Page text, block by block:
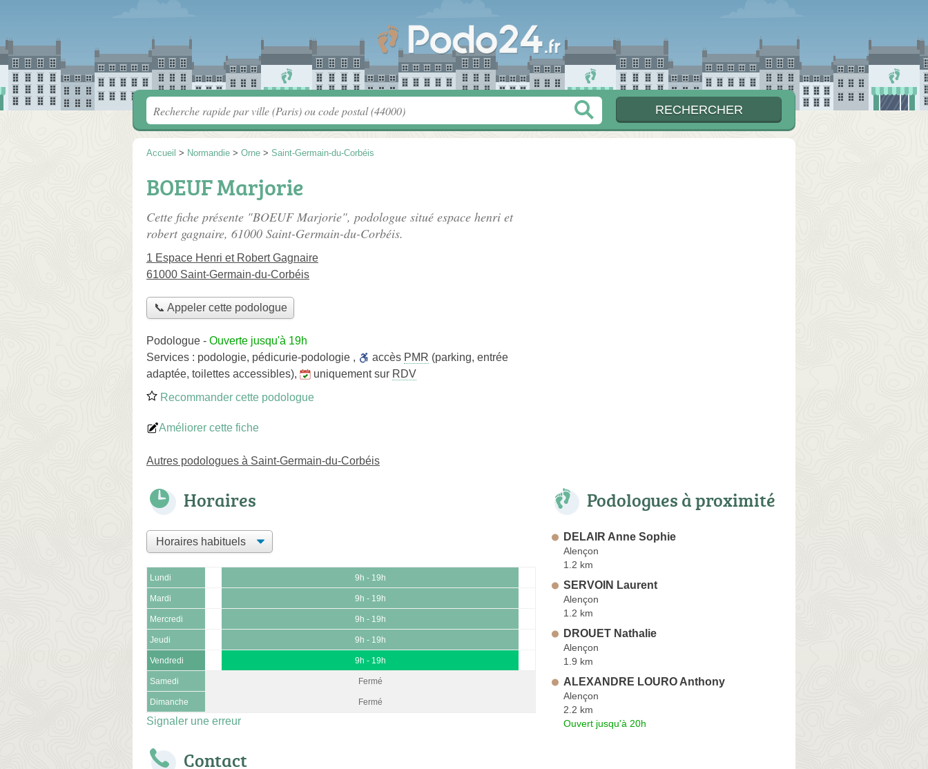
Accueil > Normandie > Orne > Saint-Germain-du-Corbéis
BOEUF Marjorie
Cette fiche présente "BOEUF Marjorie", podologue situé espace henri et
robert gagnaire, 61000 Saint-Germain-du-Corbéis.
1 Espace Henri et Robert Gagnaire
61000 Saint-Germain-du-Corbéis
📞 Appeler cette podologue
Podologue - Ouverte jusqu'à 19h
Services : podologie, pédicurie-podologie , accès PMR (parking, entrée
adaptée, toilettes accessibles), uniquement sur RDV
Recommander cette podologue
Améliorer cette fiche
Autres podologues à Saint-Germain-du-Corbéis
Horaires
Lundi 9h - 19h
Mardi 9h - 19h
Mercredi 9h - 19h
Jeudi 9h - 19h
Vendredi 9h - 19h
Samedi Fermé
Dimanche Fermé
Signaler une erreur
Contact
Podologues à proximité
DELAIR Anne Sophie
Alençon
1.2 km
SERVOIN Laurent
Alençon
1.2 km
DROUET Nathalie
Alençon
1.9 km
ALEXANDRE LOURO Anthony
Alençon
2.2 km
Ouvert jusqu'à 20h